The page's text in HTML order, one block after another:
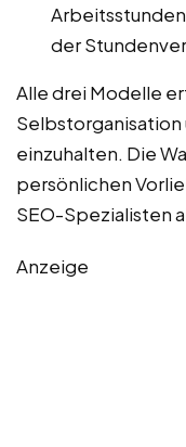
der
Alle drei Modelle
Selbstorganisation
einzuhalten. Die
persönlichen
SEO-Spezialisten
Anzeige